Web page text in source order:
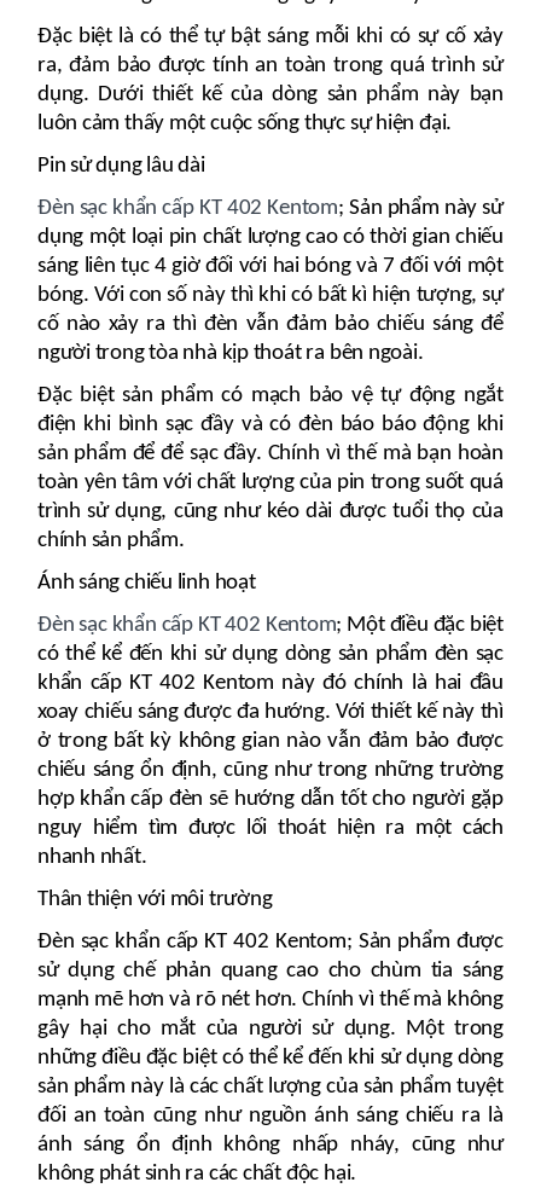
Đặc biệt là có thể tự bật sáng mỗi khi có sự cố xảy
ra, đảm bảo được tính an toàn trong quá trình sử
dụng. Dưới thiết kế của dòng sản phẩm này bạn
luôn cảm thấy một cuộc sống thực sự hiện đại.
Pin sử dụng lâu dài
Đèn sạc khẩn cấp KT 402 Kentom; Sản phẩm này sử
dụng một loại pin chất lượng cao có thời gian chiếu
sáng liên tục 4 giờ đối với hai bóng và 7 đối với một
bóng. Với con số này thì khi có bất kì hiện tượng, sự
cố nào xảy ra thì đèn vẫn đảm bảo chiếu sáng để
người trong tòa nhà kịp thoát ra bên ngoài.
Đặc biệt sản phẩm có mạch bảo vệ tự động ngắt
điện khi bình sạc đầy và có đèn báo báo động khi
sản phẩm để để sạc đầy. Chính vì thế mà bạn hoàn
toàn yên tâm với chất lượng của pin trong suốt quá
trình sử dụng, cũng như kéo dài được tuổi thọ của
chính sản phẩm.
Ánh sáng chiếu linh hoạt
Đèn sạc khẩn cấp KT 402 Kentom; Một điều đặc biệt
có thể kể đến khi sử dụng dòng sản phẩm đèn sạc
khẩn cấp KT 402 Kentom này đó chính là hai đầu
xoay chiếu sáng được đa hướng. Với thiết kế này thì
ở trong bất kỳ không gian nào vẫn đảm bảo được
chiếu sáng ổn định, cũng như trong những trường
hợp khẩn cấp đèn sẽ hướng dẫn tốt cho người gặp
nguy hiểm tìm được lối thoát hiện ra một cách
nhanh nhất.
Thân thiện với môi trường
Đèn sạc khẩn cấp KT 402 Kentom; Sản phẩm được
sử dụng chế phản quang cao cho chùm tia sáng
mạnh mẽ hơn và rõ nét hơn. Chính vì thế mà không
gây hại cho mắt của người sử dụng. Một trong
những điều đặc biệt có thể kể đến khi sử dụng dòng
sản phẩm này là các chất lượng của sản phẩm tuyệt
đối an toàn cũng như nguồn ánh sáng chiếu ra là
ánh sáng ổn định không nhấp nháy, cũng như
không phát sinh ra các chất độc hại.